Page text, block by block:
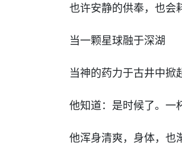
也许安静的供奉，也会
当一颗星球融于深湖
当神的药力于古井中掀
他知道：是时候了。一
他浑身清爽，身体，也